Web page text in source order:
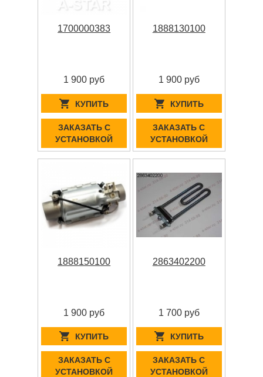
1700000383
1 900 руб
КУПИТЬ
ЗАКАЗАТЬ С
УСТАНОВКОЙ
1888130100
1 900 руб
КУПИТЬ
ЗАКАЗАТЬ С
УСТАНОВКОЙ
1888150100
1 900 руб
КУПИТЬ
ЗАКАЗАТЬ С
УСТАНОВКОЙ
2863402200
1 700 руб
КУПИТЬ
ЗАКАЗАТЬ С
УСТАНОВКОЙ